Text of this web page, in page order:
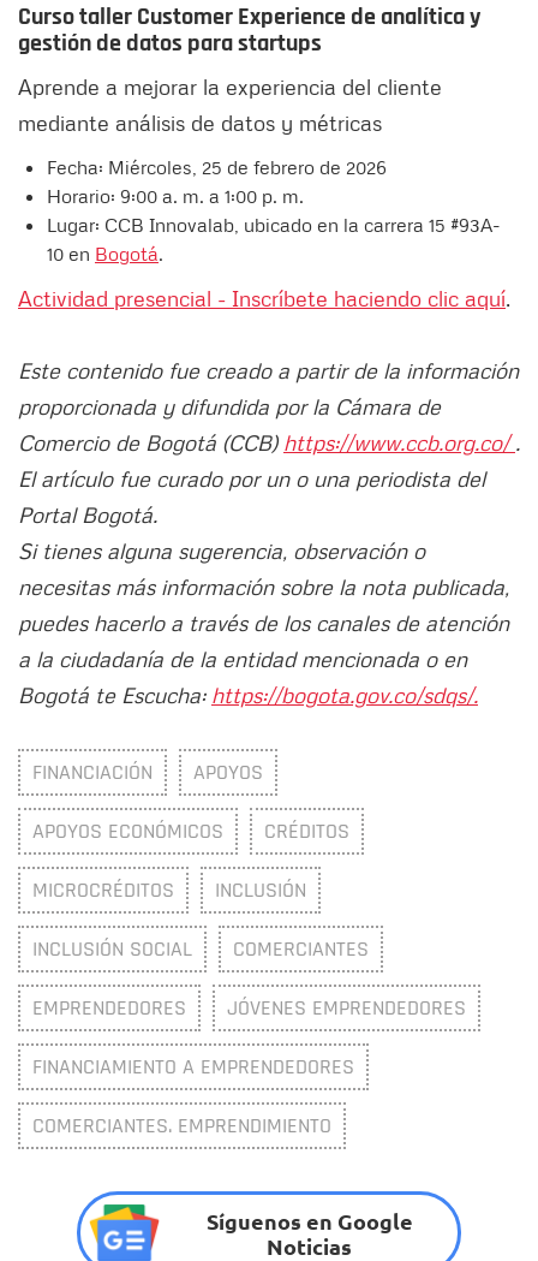
Curso taller Customer Experience de analítica y
gestión de datos para startups
Aprende a mejorar la experiencia del cliente
mediante análisis de datos y métricas
Fecha: Miércoles, 25 de febrero de 2026
Horario: 9:00 a. m. a 1:00 p. m.
Lugar: CCB Innovalab, ubicado en la carrera 15 #93A-
10 en Bogotá.
Actividad presencial - Inscríbete haciendo clic aquí.
Este contenido fue creado a partir de la información
proporcionada y difundida por la Cámara de
Comercio de Bogotá (CCB) https://www.ccb.org.co/.
El artículo fue curado por un o una periodista del
Portal Bogotá.
Si tienes alguna sugerencia, observación o
necesitas más información sobre la nota publicada,
puedes hacerlo a través de los canales de atención
a la ciudadanía de la entidad mencionada o en
Bogotá te Escucha: https://bogota.gov.co/sdqs/.
FINANCIACIÓN APOYOS
APOYOS ECONÓMICOS CRÉDITOS
MICROCRÉDITOS INCLUSIÓN
INCLUSIÓN SOCIAL COMERCIANTES
EMPRENDEDORES JÓVENES EMPRENDEDORES
FINANCIAMIENTO A EMPRENDEDORES
COMERCIANTES. EMPRENDIMIENTO
Síguenos en Google
Noticias